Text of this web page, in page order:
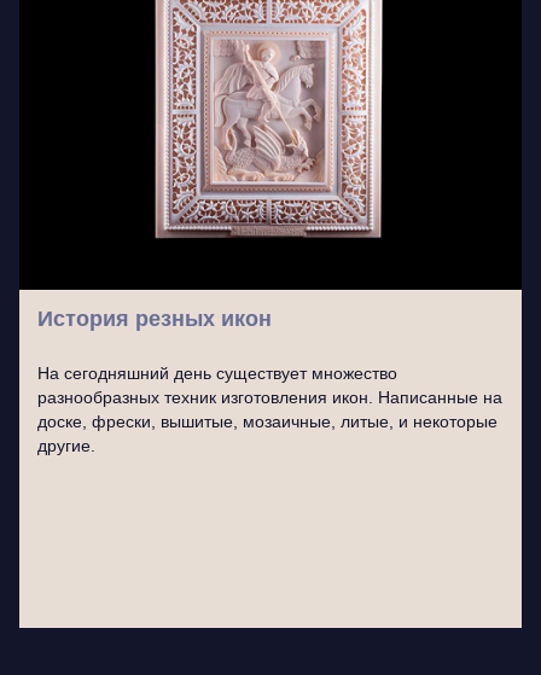
История резных икон
На сегодняшний день существует множество
разнообразных техник изготовления икон. Написанные на
доске, фрески, вышитые, мозаичные, литые, и некоторые
другие.